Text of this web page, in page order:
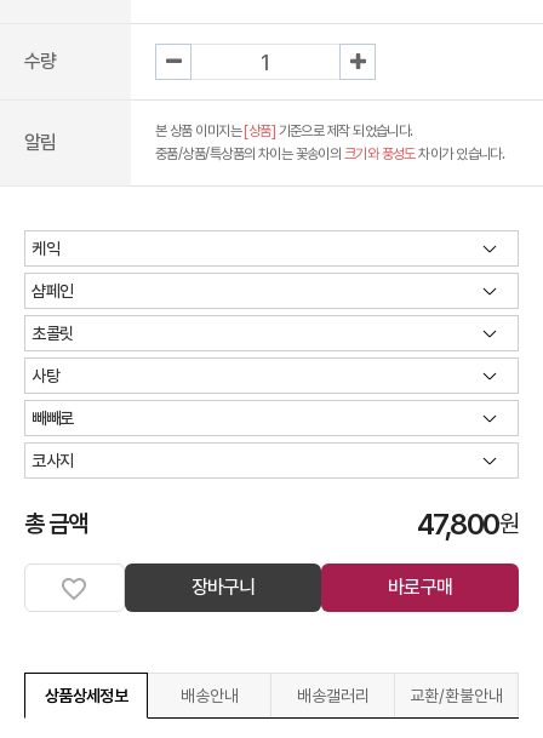
수량
알림 본 상품 이미지는 [상품] 기준으로 제작 되었습니다.
중품/상품/특상품의 차이는 꽃송이의 크기와 풍성도차이가 있습니다.
총 금액 47,800원
장바구니 바로구매
상품상세정보 배송안내 배송갤러리 교환/환불안내